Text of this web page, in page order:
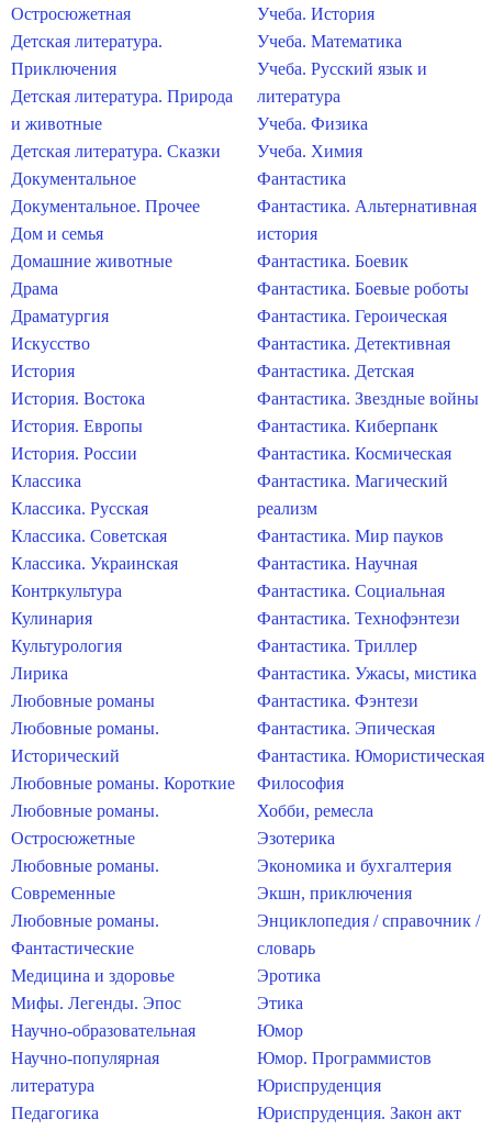
Остросюжетная
Детская литература.
Приключения
Детская литература. Природа
и животные
Детская литература. Сказки
Документальное
Документальное. Прочее
Дом и семья
Домашние животные
Драма
Драматургия
Искусство
История
История. Востока
История. Европы
История. России
Классика
Классика. Русская
Классика. Советская
Классика. Украинская
Контркультура
Кулинария
Культурология
Лирика
Любовные романы
Любовные романы.
Исторический
Любовные романы. Короткие
Любовные романы.
Остросюжетные
Любовные романы.
Современные
Любовные романы.
Фантастические
Медицина и здоровье
Мифы. Легенды. Эпос
Научно-образовательная
Научно-популярная
литература
Педагогика
Учеба. История
Учеба. Математика
Учеба. Русский язык и
литература
Учеба. Физика
Учеба. Химия
Фантастика
Фантастика. Альтернативная
история
Фантастика. Боевик
Фантастика. Боевые роботы
Фантастика. Героическая
Фантастика. Детективная
Фантастика. Детская
Фантастика. Звездные войны
Фантастика. Киберпанк
Фантастика. Космическая
Фантастика. Магический
реализм
Фантастика. Мир пауков
Фантастика. Научная
Фантастика. Социальная
Фантастика. Технофэнтези
Фантастика. Триллер
Фантастика. Ужасы, мистика
Фантастика. Фэнтези
Фантастика. Эпическая
Фантастика. Юмористическая
Философия
Хобби, ремесла
Эзотерика
Экономика и бухгалтерия
Экшн, приключения
Энциклопедия / справочник /
словарь
Эротика
Этика
Юмор
Юмор. Программистов
Юриспруденция
Юриспруденция. Закон акт